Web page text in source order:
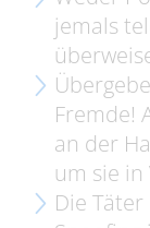
jemals
Fremde!
an der
um sie
Die